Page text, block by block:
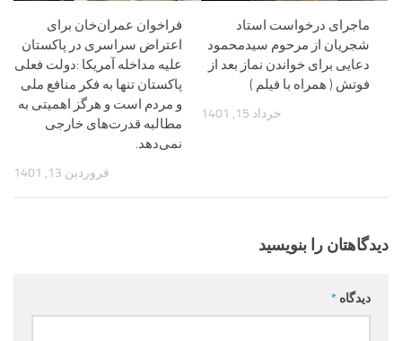
فراخوان عمران‌خان برای
اعتراض سراسری در پاکستان
علیه مداخله آمریکا :دولت فعلی
پاکستان تنها به فکر منافع ملی
و مردم است و هرگز اهمیتی به
مطالبه قدرت‌های خارجی
نمی‌دهد.
فروردین 13, 1401
ماجرای درخواست استاد
شجریان از مرحوم سیدمحمود
دعایی برای خواندن نماز بعد از
فوتش ( همراه با فیلم )
خرداد 15, 1401
دیدگاهتان را بنویسید
دیدگاه *